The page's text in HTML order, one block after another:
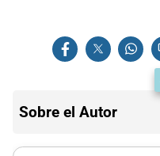
Sobre el Autor